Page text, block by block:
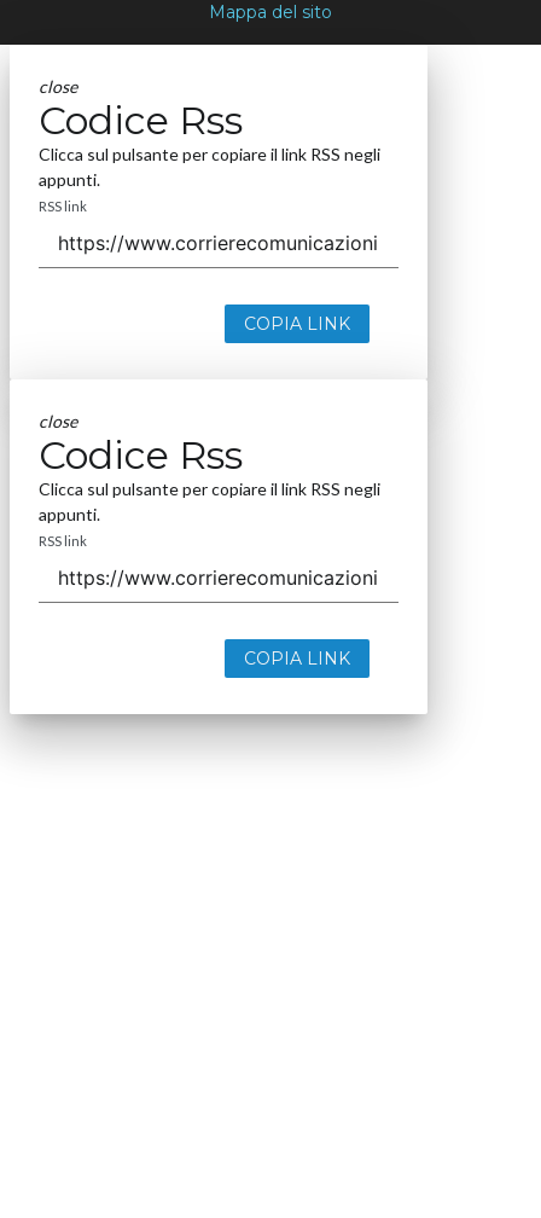
Mappa del sito
close
Codice Rss
Clicca sul pulsante per copiare il link RSS negli
appunti.
RSS link
COPIA LINK
close
Codice Rss
Clicca sul pulsante per copiare il link RSS negli
appunti.
RSS link
COPIA LINK